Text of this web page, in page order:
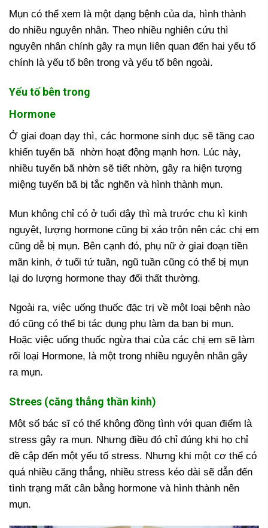
Mụn có thể xem là một dạng bệnh của da, hình thành
do nhiều nguyên nhân. Theo nhiều nghiên cứu thì
nguyên nhân chính gây ra mụn liên quan đến hai yếu tố
chính là yếu tố bên trong và yếu tố bên ngoài.
Yếu tố bên trong
Hormone
Ở giai đoạn dạy thì, các hormone sinh dục sẽ tăng cao
khiến tuyến bã nhờn hoạt động mạnh hơn. Lúc này,
nhiều tuyến bã nhờn sẽ tiết nhờn, gây ra hiện tượng
miệng tuyến bã bị tắc nghẽn và hình thành mụn.
Mụn không chỉ có ở tuổi dậy thì mà trước chu kì kinh
nguyệt, lượng hormone cũng bị xáo trộn nên các chị em
cũng dễ bị mụn. Bên cạnh đó, phụ nữ ở giai đoạn tiền
mãn kinh, ở tuổi tứ tuần, ngũ tuần cũng có thể bị mụn
lại do lượng hormone thay đổi thất thường.
Ngoài ra, việc uống thuốc đặc trị về một loại bệnh nào
đó cũng có thể bị tác dụng phụ làm da bạn bị mụn.
Hoặc việc uống thuốc ngừa thai của các chị em sẽ làm
rối loại Hormone, là một trong nhiều nguyên nhân gây
ra mụn.
Strees (căng thẳng thần kinh)
Một số bác sĩ có thể không đồng tình với quan điểm là
stress gây ra mụn. Nhưng điều đó chỉ đúng khi họ chỉ
đề cập đến một yếu tố stress. Nhưng khi một cơ thể có
quá nhiều căng thẳng, nhiều stress kéo dài sẽ dẫn đến
tình trạng mất cân bằng hormone và hình thành nên
mụn.